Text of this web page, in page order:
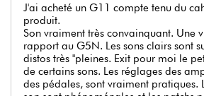
J'ai acheté un G11 compte tenu du
produit.
Son vraiment très convainquant. Une
rapport au G5N. Les sons clairs sont
distos très "pleines. Exit pour moi le
de certains sons. Les réglages des
des pédales, sont vraiment pratiques.